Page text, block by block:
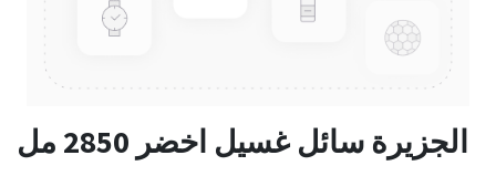
الجزيرة سائل غسيل اخضر 2850 مل